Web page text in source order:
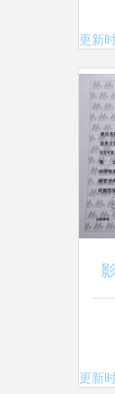
更新
更新